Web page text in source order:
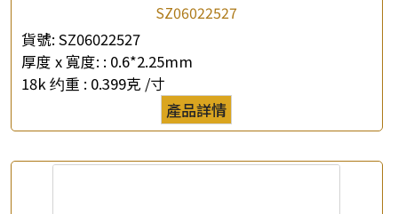
SZ06022527
貨號: SZ06022527
厚度 x 寬度: : 0.6*2.25mm
18k 约重 : 0.399克 /寸
產品詳情